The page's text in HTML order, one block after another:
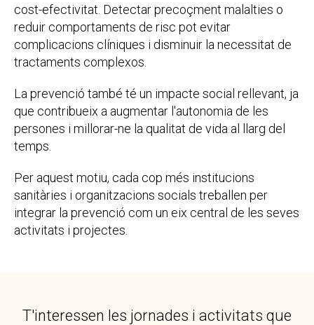
cost-efectivitat. Detectar precoçment malalties o
reduir comportaments de risc pot evitar
complicacions clíniques i disminuir la necessitat de
tractaments complexos.
La prevenció també té un impacte social rellevant, ja
que contribueix a augmentar l'autonomia de les
persones i millorar-ne la qualitat de vida al llarg del
temps.
Per aquest motiu, cada cop més institucions
sanitàries i organitzacions socials treballen per
integrar la prevenció com un eix central de les seves
activitats i projectes.
T'interessen les jornades i activitats que